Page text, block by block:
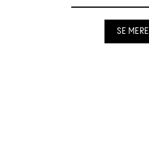
SE MERE